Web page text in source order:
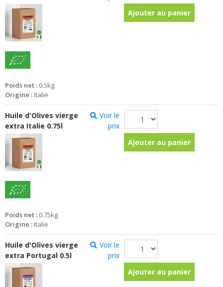
Ajouter au panier
Poids net : 0.5kg
Origine : Italie
Huile d'Olives vierge
extra Italie 0.75l
Voir le
prix
Ajouter au panier
Poids net : 0.75kg
Origine : Italie
Huile d'Olives vierge
extra Portugal 0.5l
Voir le
prix
Ajouter au panier